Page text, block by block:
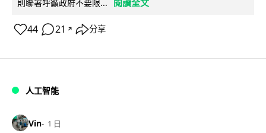
則聯署呼籲政府不要限...
44 21 ↗ 分享
人工智能
Vin 1 日